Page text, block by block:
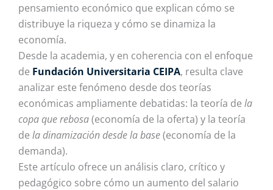
pensamiento económico que explican cómo se
distribuye la riqueza y cómo se dinamiza la
economía.
Desde la academia, y en coherencia con el enfoque
de Fundación Universitaria CEIPA, resulta clave
analizar este fenómeno desde dos teorías
económicas ampliamente debatidas: la teoría de la
copa que rebosa(economía de la oferta) y la teoría
de la dinamización desde la base(economía de la
demanda).
Este artículo ofrece un análisis claro, crítico y
pedagógico sobre cómo un aumento del salario